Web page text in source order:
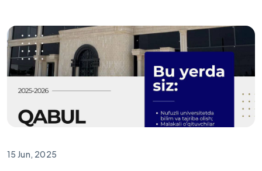
15 Jun, 2025